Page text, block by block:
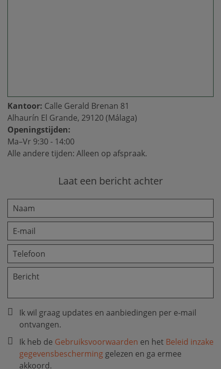
Kantoor: Calle Gerald Brenan 81
Alhaurín El Grande, 29120 (Málaga)
Openingstijden:
Ma–Vr 9:30 - 14:00
Alle andere tijden: Alleen op afspraak.
Laat een bericht achter
Ik wil graag updates en aanbiedingen per e-mail
ontvangen.
Ik heb de Gebruiksvoorwaarden en het Beleid inzake
gegevensbescherming gelezen en ga ermee
akkoord.